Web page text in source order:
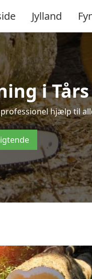
Jylland
i
hjælp til